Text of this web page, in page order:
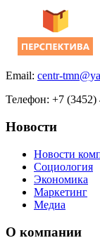
Email: centr-
Телефон: +7 (3452)
Новости
Новости
Социология
Экономика
Маркетинг
Медиа
О компании